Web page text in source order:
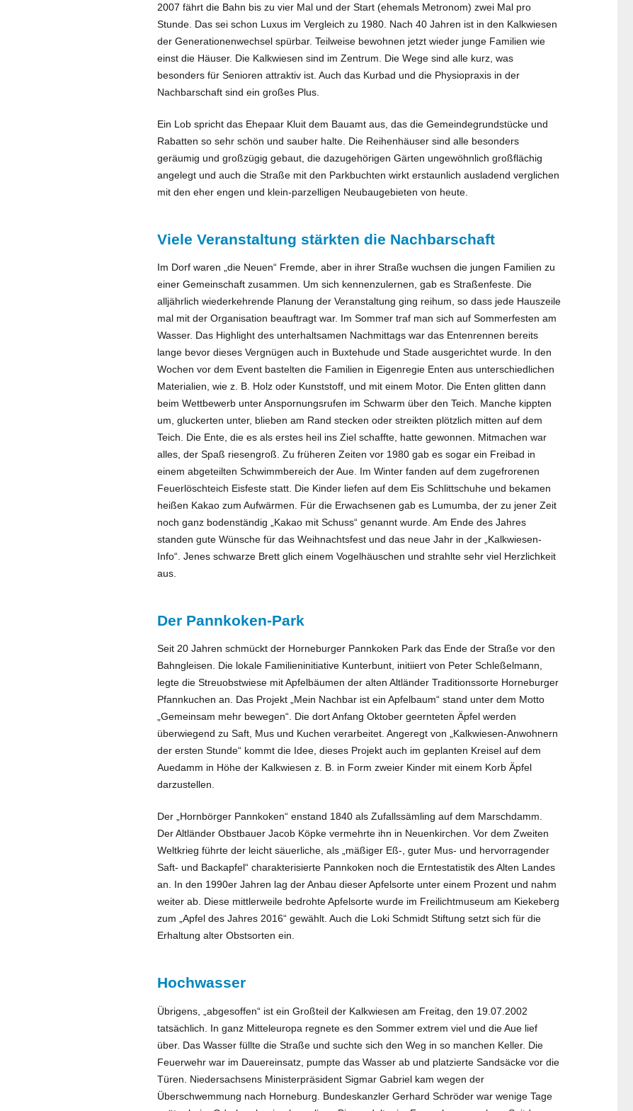
2007 fährt die Bahn bis zu vier Mal und der Start (ehemals Metronom) zwei Mal pro
Stunde. Das sei schon Luxus im Vergleich zu 1980. Nach 40 Jahren ist in den Kalkwiesen
der Generationenwechsel spürbar. Teilweise bewohnen jetzt wieder junge Familien wie
einst die Häuser. Die Kalkwiesen sind im Zentrum. Die Wege sind alle kurz, was
besonders für Senioren attraktiv ist. Auch das Kurbad und die Physiopraxis in der
Nachbarschaft sind ein großes Plus.
Ein Lob spricht das Ehepaar Kluit dem Bauamt aus, das die Gemeindegrundstücke und
Rabatten so sehr schön und sauber halte. Die Reihenhäuser sind alle besonders
geräumig und großzügig gebaut, die dazugehörigen Gärten ungewöhnlich großflächig
angelegt und auch die Straße mit den Parkbuchten wirkt erstaunlich ausladend verglichen
mit den eher engen und klein-parzelligen Neubaugebieten von heute.
Viele Veranstaltung stärkten die Nachbarschaft
Im Dorf waren „die Neuen“ Fremde, aber in ihrer Straße wuchsen die jungen Familien zu
einer Gemeinschaft zusammen. Um sich kennenzulernen, gab es Straßenfeste. Die
alljährlich wiederkehrende Planung der Veranstaltung ging reihum, so dass jede Hauszeile
mal mit der Organisation beauftragt war. Im Sommer traf man sich auf Sommerfesten am
Wasser. Das Highlight des unterhaltsamen Nachmittags war das Entenrennen bereits
lange bevor dieses Vergnügen auch in Buxtehude und Stade ausgerichtet wurde. In den
Wochen vor dem Event bastelten die Familien in Eigenregie Enten aus unterschiedlichen
Materialien, wie z. B. Holz oder Kunststoff, und mit einem Motor. Die Enten glitten dann
beim Wettbewerb unter Anspornungsrufen im Schwarm über den Teich. Manche kippten
um, gluckerten unter, blieben am Rand stecken oder streikten plötzlich mitten auf dem
Teich. Die Ente, die es als erstes heil ins Ziel schaffte, hatte gewonnen. Mitmachen war
alles, der Spaß riesengroß. Zu früheren Zeiten vor 1980 gab es sogar ein Freibad in
einem abgeteilten Schwimmbereich der Aue. Im Winter fanden auf dem zugefrorenen
Feuerlöschteich Eisfeste statt. Die Kinder liefen auf dem Eis Schlittschuhe und bekamen
heißen Kakao zum Aufwärmen. Für die Erwachsenen gab es Lumumba, der zu jener Zeit
noch ganz bodenständig „Kakao mit Schuss“ genannt wurde. Am Ende des Jahres
standen gute Wünsche für das Weihnachtsfest und das neue Jahr in der „Kalkwiesen-
Info“. Jenes schwarze Brett glich einem Vogelhäuschen und strahlte sehr viel Herzlichkeit
aus.
Der Pannkoken-Park
Seit 20 Jahren schmückt der Horneburger Pannkoken Park das Ende der Straße vor den
Bahngleisen. Die lokale Familieninitiative Kunterbunt, initiiert von Peter Schleßelmann,
legte die Streuobstwiese mit Apfelbäumen der alten Altländer Traditionssorte Horneburger
Pfannkuchen an. Das Projekt „Mein Nachbar ist ein Apfelbaum“ stand unter dem Motto
„Gemeinsam mehr bewegen“. Die dort Anfang Oktober geernteten Äpfel werden
überwiegend zu Saft, Mus und Kuchen verarbeitet. Angeregt von „Kalkwiesen-Anwohnern
der ersten Stunde“ kommt die Idee, dieses Projekt auch im geplanten Kreisel auf dem
Auedamm in Höhe der Kalkwiesen z. B. in Form zweier Kinder mit einem Korb Äpfel
darzustellen.
Der „Hornbörger Pannkoken“ enstand 1840 als Zufallssämling auf dem Marschdamm.
Der Altländer Obstbauer Jacob Köpke vermehrte ihn in Neuenkirchen. Vor dem Zweiten
Weltkrieg führte der leicht säuerliche, als „mäßiger Eß-, guter Mus- und hervorragender
Saft- und Backapfel“ charakterisierte Pannkoken noch die Erntestatistik des Alten Landes
an. In den 1990er Jahren lag der Anbau dieser Apfelsorte unter einem Prozent und nahm
weiter ab. Diese mittlerweile bedrohte Apfelsorte wurde im Freilichtmuseum am Kiekeberg
zum „Apfel des Jahres 2016“ gewählt. Auch die Loki Schmidt Stiftung setzt sich für die
Erhaltung alter Obstsorten ein.
Hochwasser
Übrigens, „abgesoffen“ ist ein Großteil der Kalkwiesen am Freitag, den 19.07.2002
tatsächlich. In ganz Mitteleuropa regnete es den Sommer extrem viel und die Aue lief
über. Das Wasser füllte die Straße und suchte sich den Weg in so manchen Keller. Die
Feuerwehr war im Dauereinsatz, pumpte das Wasser ab und platzierte Sandsäcke vor die
Türen. Niedersachsens Ministerpräsident Sigmar Gabriel kam wegen der
Überschwemmung nach Horneburg. Bundeskanzler Gerhard Schröder war wenige Tage